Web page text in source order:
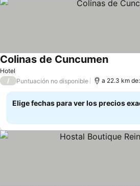
Hotel
Colinas de CuncumenVer
/ Puntuación no disponible a 22.3 km
Elige fechas para ver los precios